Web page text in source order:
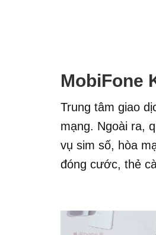
MobiFone
Trung tâm giao
mạng. Ngoài ra,
vụ sim số, hòa
đóng cước, thẻ